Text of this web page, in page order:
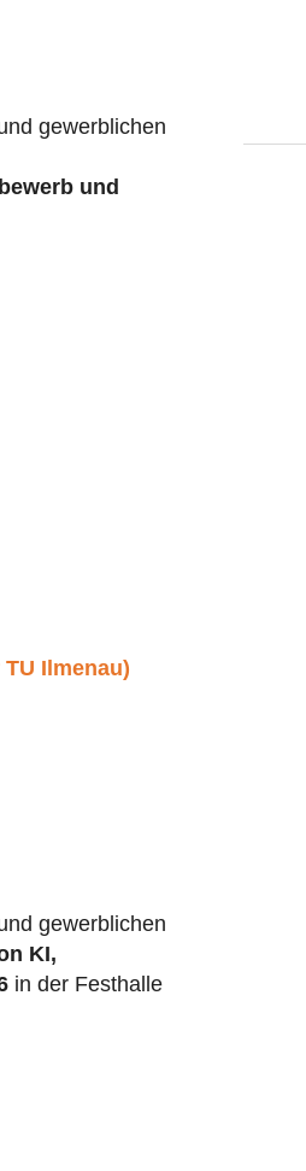
gewerblichen
und
Ilmenau)
gewerblichen
KI,
in der Festhalle